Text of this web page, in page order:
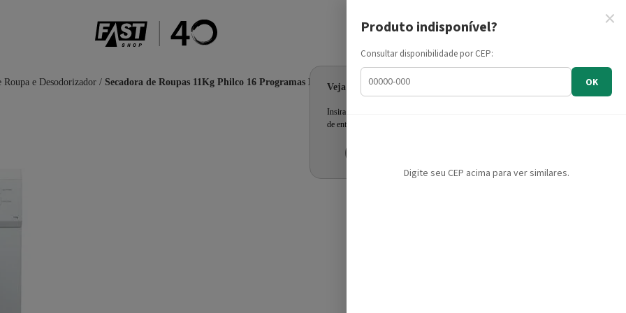
Informe seu CEP
Veja as ofertas para seu endereço!
Insira seu CEP e confira a disponibilidade dos produtos e prazo
de entrega.
Roupa e Desodorizador / Secadora de Roupas 11Kg Philco 16 Programas Branco PSEC5000
×
Produto indisponível?
Consultar disponibilidade por CEP:
OK
Digite seu CEP acima para ver similares.